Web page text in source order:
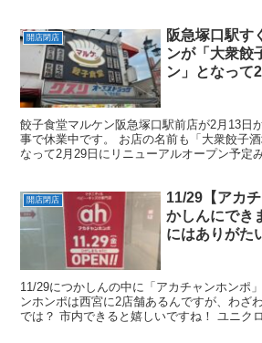
開店閉店
阪急塚口駅す
ンが「大衆餃
ン」となって
餃子食堂マルケン阪急塚口駅前店が2月13日
事で休業中です。 お店の名前も「大衆餃子
なって2月29日にリニューアルオープン予定
開店閉店
11/29【アカ
かしんにでき
にはありがた
11/29につかしんの中に「アカチャンホンポ
ンホンポは西宮に2店舗あるんですが、わざ
では？ 市内できると嬉しいですね！ ユニク